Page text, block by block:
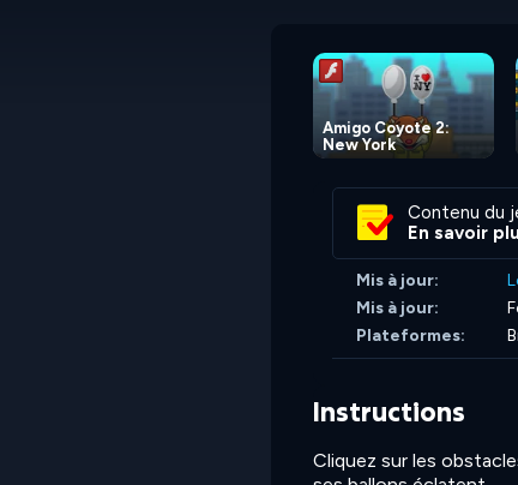
Amigo Coyote 2:
New York
Contenu du
En savoir
Mis à jour:
Mis à jour:
Plateformes:
Instructions
Cliquez sur les